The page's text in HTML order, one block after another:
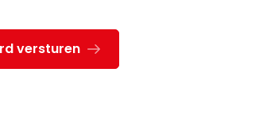
dit formulier is volledig vrijwillig. Je kunt
versturen